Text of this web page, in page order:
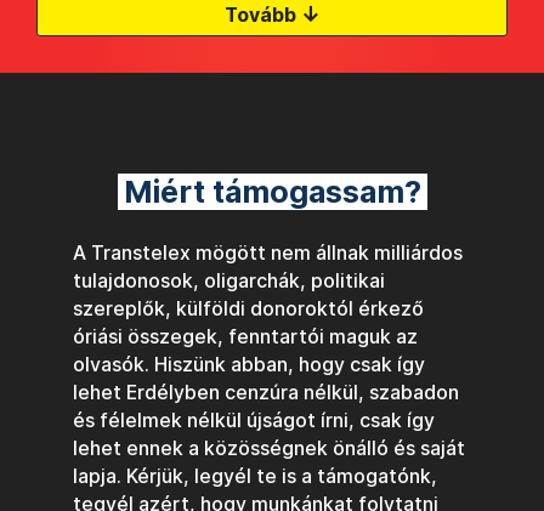
Tovább ↓
Miért támogassam?
A Transtelex mögött nem állnak milliárdos
tulajdonosok, oligarchák, politikai
szereplők, külföldi donoroktól érkező
óriási összegek, fenntartói maguk az
olvasók. Hiszünk abban, hogy csak így
lehet Erdélyben cenzúra nélkül, szabadon
és félelmek nélkül újságot írni, csak így
lehet ennek a közösségnek önálló és saját
lapja. Kérjük, legyél te is a támogatónk,
tegyél azért, hogy munkánkat folytatni